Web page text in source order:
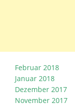
Februar 2018
Januar 2018
Dezember 2017
November 2017